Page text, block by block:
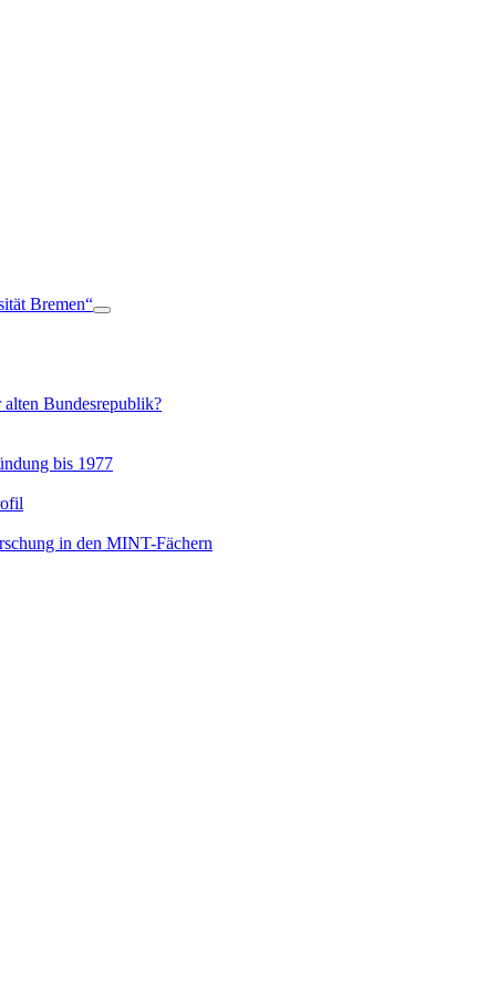
Bremen“
Bundesrepublik?
bis 1977
in den MINT-Fächern